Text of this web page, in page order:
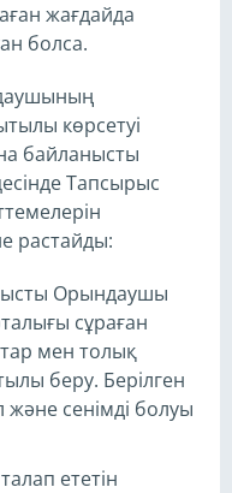
жағдайда
болса.
көрсетуі
байланысты
Тапсырыс
растайды:
Орындаушы
сұраған
мен толық
беру. Берілген
және сенімді болуы
ететін